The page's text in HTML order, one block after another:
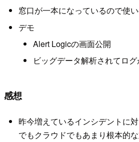
窓口が一本になっているので使
デモ
Alert Logicの画面公開
ビッグデータ解析されてロ
感想
昨今増えているインシデントに
でもクラウドでもあまり根本的